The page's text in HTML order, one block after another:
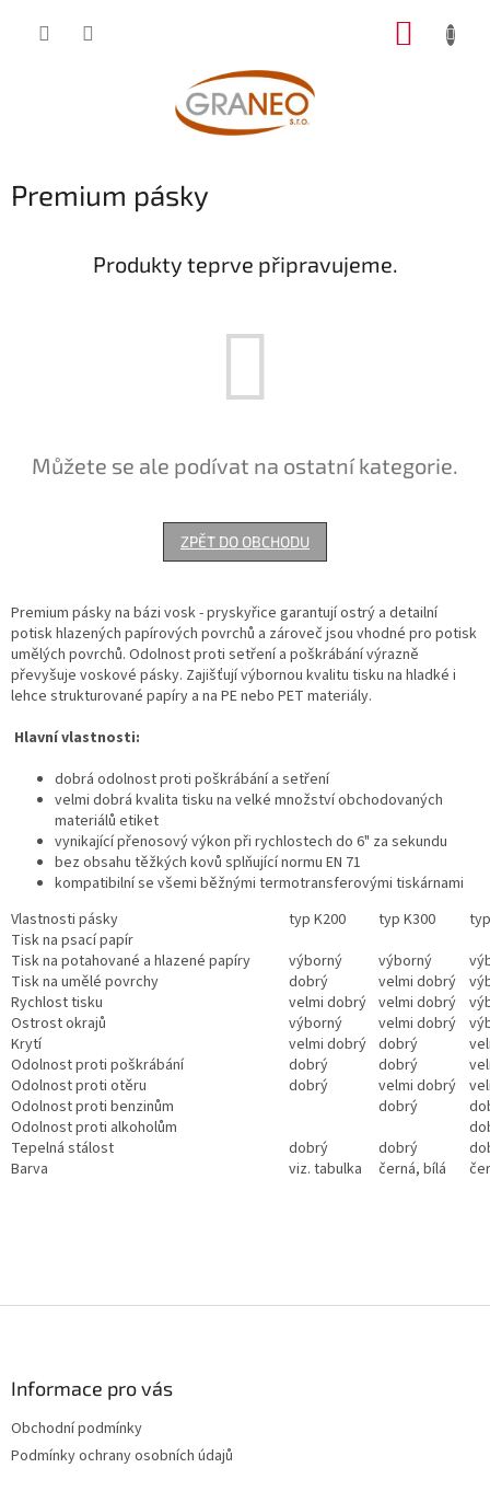
Premium pásky
Produkty teprve připravujeme.
Můžete se ale podívat na ostatní kategorie.
ZPĚT DO OBCHODU
Premium pásky na bázi vosk - pryskyřice garantují ostrý a detailní
potisk hlazených papírových povrchů a zároveč jsou vhodné pro potisk
umělých povrchů. Odolnost proti setření a poškrábání výrazně
převyšuje voskové pásky. Zajišťují výbornou kvalitu tisku na hladké i
lehce strukturované papíry a na PE nebo PET materiály.
Hlavní vlastnosti:
dobrá odolnost proti poškrábání a setření
velmi dobrá kvalita tisku na velké množství obchodovaných
materiálů etiket
vynikající přenosový výkon při rychlostech do 6" za sekundu
bez obsahu těžkých kovů splňující normu EN 71
kompatibilní se všemi běžnými termotransferovými tiskárnami
Vlastnosti pásky
typ K200 typ K300
Tisk na psací papír
Tisk na potahované a hlazené papíry
výborný výborný
Tisk na umělé povrchy
dobrý velmi dobrý
Rychlost tisku
velmi dobrý velmi dobrý
Ostrost okrajů
výborný velmi dobrý
Krytí
velmi dobrý dobrý
Odolnost proti poškrábání
dobrý dobrý
Odolnost proti otěru
dobrý velmi dobrý
Odolnost proti benzinům
dobrý
Odolnost proti alkoholům
Tepelná stálost
dobrý dobrý
Barva
viz. tabulka černá, bílá
Informace pro vás
Obchodní podmínky
Podmínky ochrany osobních údajů